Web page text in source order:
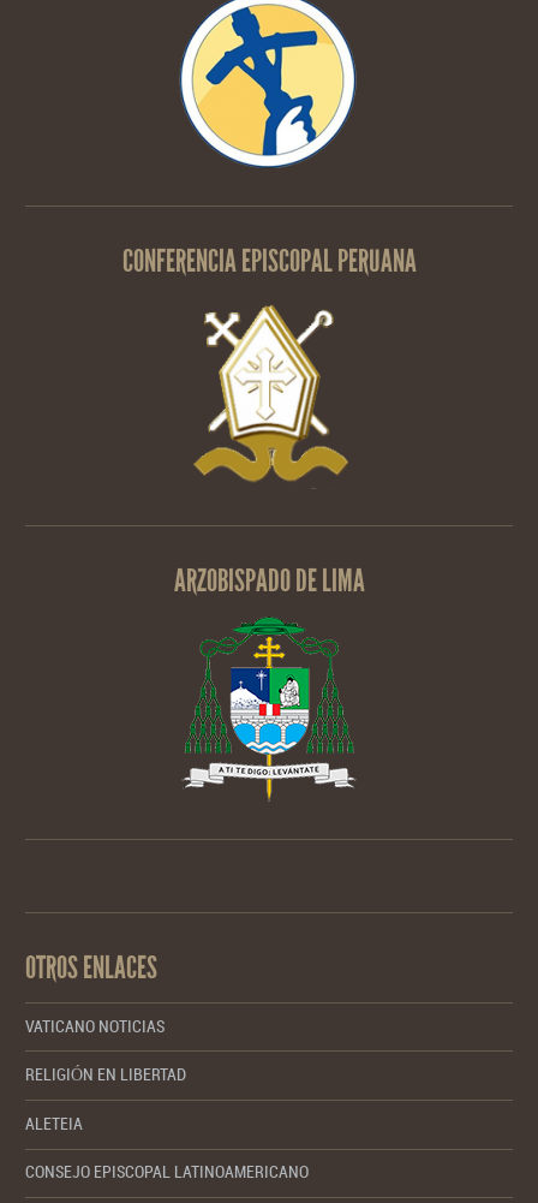
CONFERENCIA EPISCOPAL PERUANA
ARZOBISPADO DE LIMA
OTROS ENLACES
VATICANO NOTICIAS
RELIGIÓN EN LIBERTAD
ALETEIA
CONSEJO EPISCOPAL LATINOAMERICANO